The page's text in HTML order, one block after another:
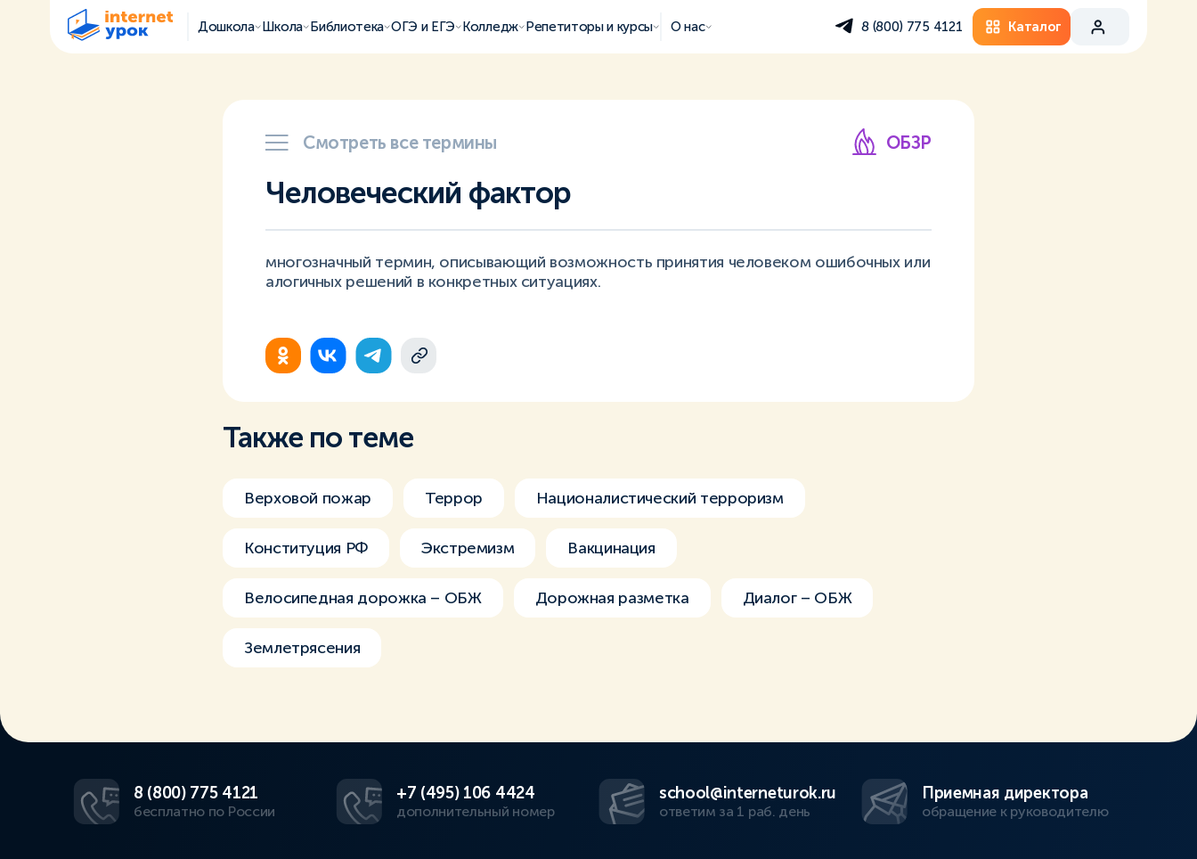
Дошкола Школа Библиотека ОГЭ и ЕГЭ Колледж Репетиторы и курсы О нас 8 (800) 775 4121 Каталог
Смотреть все термины ОБЗР
Человеческий фактор
многозначный термин, описывающий возможность принятия человеком ошибочных или
алогичных решений в конкретных ситуациях.
Также по теме
Верховой пожар Террор Националистический терроризм
Конституция РФ Экстремизм Вакцинация
Велосипедная дорожка – ОБЖ Дорожная разметка Диалог – ОБЖ
Землетрясения
8 (800) 775 4121
бесплатно по России
+7 (495) 106 4424
дополнительный номер
school@interneturok.ru
ответим за 1 раб. день
Приемная директора
обращение к руководителю